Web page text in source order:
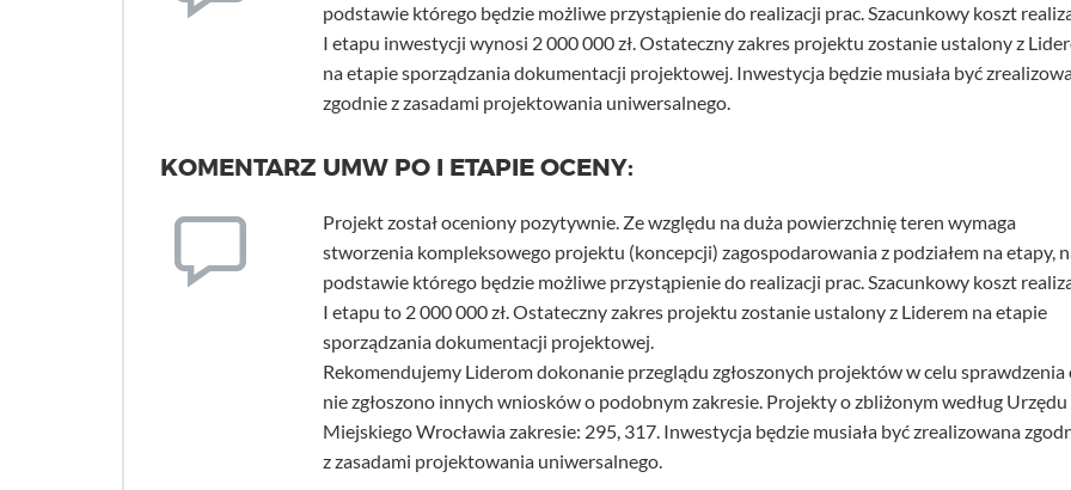
podstawie którego będzie możliwe przystąpienie do realizacji prac. Szacunkowy koszt
I etapu inwestycji wynosi 2 000 000 zł. Ostateczny zakres projektu zostanie ustalony z
na etapie sporządzania dokumentacji projektowej. Inwestycja będzie musiała być
zgodnie z zasadami projektowania uniwersalnego.
KOMENTARZ UMW PO I ETAPIE OCENY:
Projekt został oceniony pozytywnie. Ze względu na duża powierzchnię teren wymaga
stworzenia kompleksowego projektu (koncepcji) zagospodarowania z podziałem na etapy,
podstawie którego będzie możliwe przystąpienie do realizacji prac. Szacunkowy koszt
I etapu to 2 000 000 zł. Ostateczny zakres projektu zostanie ustalony z Liderem na etapie
sporządzania dokumentacji projektowej.
Rekomendujemy Liderom dokonanie przeglądu zgłoszonych projektów w celu sprawdzenia
nie zgłoszono innych wniosków o podobnym zakresie. Projekty o zbliżonym według Urzędu
Miejskiego Wrocławia zakresie: 295, 317. Inwestycja będzie musiała być zrealizowana
z zasadami projektowania uniwersalnego.